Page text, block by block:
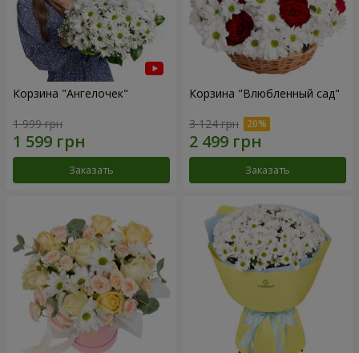
Корзина "Ангелочек"
1 999 грн
Заказать
Корзина "Влюбленный сад"
3 124 грн
Заказать